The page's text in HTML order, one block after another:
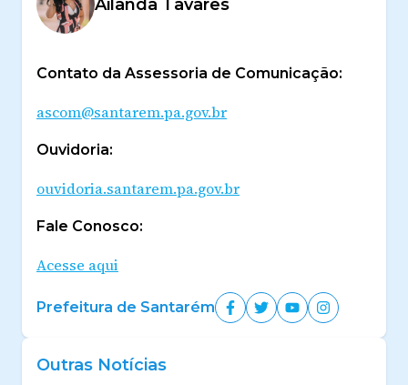
Ailanda Tavares
Contato da Assessoria de Comunicação:
ascom@santarem.pa.gov.br
Ouvidoria:
ouvidoria.santarem.pa.gov.br
Fale Conosco:
Acesse aqui
Prefeitura de Santarém
Outras Notícias